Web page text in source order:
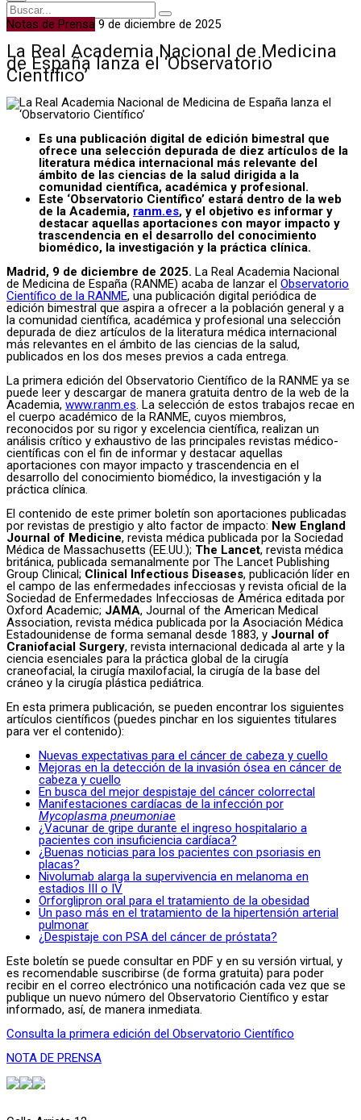
Notas de Prensa 9 de diciembre de 2025
La Real Academia Nacional de Medicina
de España lanza el ‘Observatorio
Científico’
Es una publicación digital de edición bimestral que
ofrece una selección depurada de diez artículos de la
literatura médica internacional más relevante del
ámbito de las ciencias de la salud dirigida a la
comunidad científica, académica y profesional.
Este ‘Observatorio Científico’ estará dentro de la web
de la Academia, ranm.es, y el objetivo es informar y
destacar aquellas aportaciones con mayor impacto y
trascendencia en el desarrollo del conocimiento
biomédico, la investigación y la práctica clínica.
Madrid, 9 de diciembre de 2025. La Real Academia Nacional
de Medicina de España (RANME) acaba de lanzar el Observatorio
Científico de la RANME, una publicación digital periódica de
edición bimestral que aspira a ofrecer a la población general y a
la comunidad científica, académica y profesional una selección
depurada de diez artículos de la literatura médica internacional
más relevantes en el ámbito de las ciencias de la salud,
publicados en los dos meses previos a cada entrega.
La primera edición del Observatorio Científico de la RANME ya se
puede leer y descargar de manera gratuita dentro de la web de la
Academia, www.ranm.es. La selección de estos trabajos recae en
el cuerpo académico de la RANME, cuyos miembros,
reconocidos por su rigor y excelencia científica, realizan un
análisis crítico y exhaustivo de las principales revistas médico-
científicas con el fin de informar y destacar aquellas
aportaciones con mayor impacto y trascendencia en el
desarrollo del conocimiento biomédico, la investigación y la
práctica clínica.
El contenido de este primer boletín son aportaciones publicadas
por revistas de prestigio y alto factor de impacto: New England
Journal of Medicine, revista médica publicada por la Sociedad
Médica de Massachusetts (EE.UU.); The Lancet, revista médica
británica, publicada semanalmente por The Lancet Publishing
Group Clinical; Clinical Infectious Diseases, publicación líder en
el campo de las enfermedades infecciosas y revista oficial de la
Sociedad de Enfermedades Infecciosas de América editada por
Oxford Academic; JAMA, Journal of the American Medical
Association, revista médica publicada por la Asociación Médica
Estadounidense de forma semanal desde 1883, y Journal of
Craniofacial Surgery, revista internacional dedicada al arte y la
ciencia esenciales para la práctica global de la cirugía
craneofacial, la cirugía maxilofacial, la cirugía de la base del
cráneo y la cirugía plástica pediátrica.
En esta primera publicación, se pueden encontrar los siguientes
artículos científicos (puedes pinchar en los siguientes titulares
para ver el contenido):
Nuevas expectativas para el cáncer de cabeza y cuello
Mejoras en la detección de la invasión ósea en cáncer de
cabeza y cuello
En busca del mejor despistaje del cáncer colorrectal
Manifestaciones cardíacas de la infección por
Mycoplasma pneumoniae
¿Vacunar de gripe durante el ingreso hospitalario a
pacientes con insuficiencia cardíaca?
¿Buenas noticias para los pacientes con psoriasis en
placas?
Nivolumab alarga la supervivencia en melanoma en
estadios III o IV
Orforglipron oral para el tratamiento de la obesidad
Un paso más en el tratamiento de la hipertensión arterial
pulmonar
¿Despistaje con PSA del cáncer de próstata?
Este boletín se puede consultar en PDF y en su versión virtual, y
es recomendable suscribirse (de forma gratuita) para poder
recibir en el correo electrónico una notificación cada vez que se
publique un nuevo número del Observatorio Científico y estar
informado, así, de manera inmediata.
Consulta la primera edición del Observatorio Científico
NOTA DE PRENSA